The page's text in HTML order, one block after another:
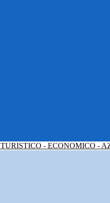
TURISTICO - ECONOMICO -